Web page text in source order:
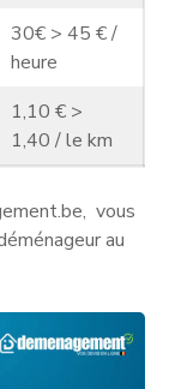
30€ > 45 € /
heure
1,10 € >
1,40 / le km
vous
au